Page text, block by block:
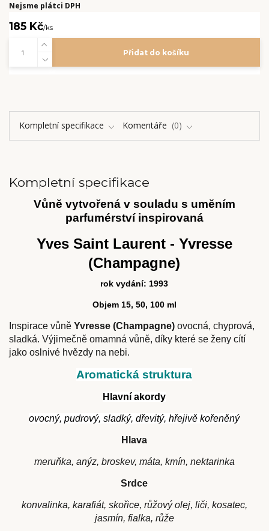
Nejsme plátci DPH
185 Kč/ks
Přidat do košíku
Kompletní specifikace Komentáře 0
Kompletní specifikace
Vůně vytvořená v souladu s uměním
parfumérství inspirovaná
Yves Saint Laurent - Yvresse
(Champagne)
rok vydání: 1993
Objem 15, 50, 100 ml
Inspirace vůně Yvresse (Champagne) ovocná, chyprová,
sladká. Výjimečně omamná vůně, díky které se ženy cítí
jako oslnivé hvězdy na nebi.
Aromatická struktura
Hlavní akordy
ovocný, pudrový, sladký, dřevitý, hřejivě kořeněný
Hlava
meruňka, anýz, broskev, máta, kmín, nektarinka
Srdce
konvalinka, karafiát, skořice, růžový olej, liči, kosatec,
jasmín, fialka, růže